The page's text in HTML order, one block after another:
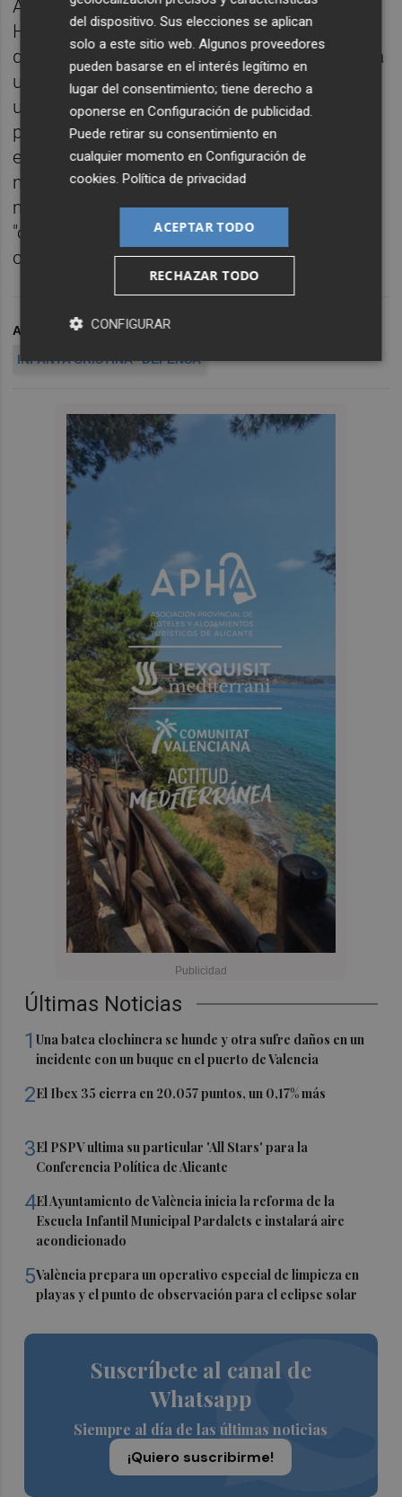
Últimas Noticias
1Una batea clochinera se hunde y otra sufre daños en un
incidente con un buque en el puerto de Valencia
2El Ibex 35 cierra en 20.057 puntos, un 0,17% más
3El PSPV ultima su particular 'All Stars' para la
Conferencia Política de Alicante
4El Ayuntamiento de València inicia la reforma de la
Escuela Infantil Municipal Pardalets e instalará aire
acondicionado
5València prepara un operativo especial de limpieza en
playas y el punto de observación para el eclipse solar
Suscríbete al canal de
Whatsapp
Siempre al día de las últimas noticias
¡Quiero suscribirme!
A lo largo de 673 páginas, el fiscal Pedro
Horrach desgrana los mecanismos con los
que Urdangarin y Torres pusieron en marcha
una estructura "hueca de contenido real" y
urdieron "una maraña de facturación ficticia"
para apoderarse del dinero público. Y para
ello utilizaron el Instituto Nóos, al que
manejaron "a su antojo" junto a otras
mercantiles de su propiedad para que
"operasen al servicio de sus intereses
comerciales".
ARCHIVADO EN JUEZ CASTRO
INFANTA CRISTINA
DEFENSA
del dispositivo. Sus elecciones se aplican
solo a este sitio web. Algunos proveedores
pueden basarse en el interés legítimo en
lugar del consentimiento; tiene derecho a
oponerse enConfiguración de publicidad.
Puede retirar su consentimiento en
cualquier momento enConfiguración de
cookies.Política de privacidad
ACEPTAR TODO
RECHAZAR TODO
CONFIGURAR